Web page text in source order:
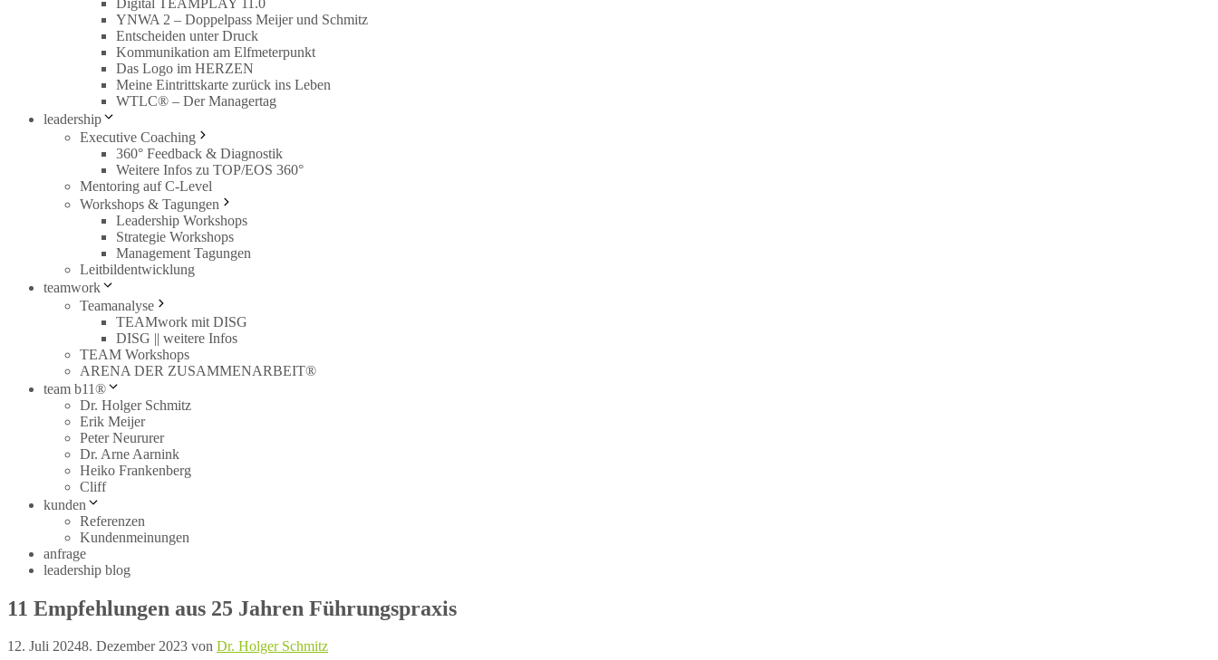
YNWA 2 – Doppelpass Meijer und Schmitz
Entscheiden unter Druck
Kommunikation am Elfmeterpunkt
Das Logo im HERZEN
Meine Eintrittskarte zurück ins Leben
WTLC® – Der Managertag
leadership
Executive Coaching
360° Feedback & Diagnostik
Weitere Infos zu TOP/EOS 360°
Mentoring auf C-Level
Workshops & Tagungen
Leadership Workshops
Strategie Workshops
Management Tagungen
Leitbildentwicklung
teamwork
Teamanalyse
TEAMwork mit DISG
DISG || weitere Infos
TEAM Workshops
ARENA DER ZUSAMMENARBEIT®
team b11®
Dr. Holger Schmitz
Erik Meijer
Peter Neururer
Dr. Arne Aarnink
Heiko Frankenberg
Cliff
kunden
Referenzen
Kundenmeinungen
anfrage
leadership blog
11 Empfehlungen aus 25 Jahren Führungspraxis
12. Juli 20248. Dezember 2023 von Dr. Holger Schmitz